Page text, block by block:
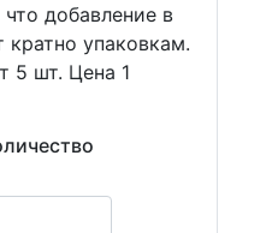
добавление в
кратно упаковкам.
5 шт. Цена 1